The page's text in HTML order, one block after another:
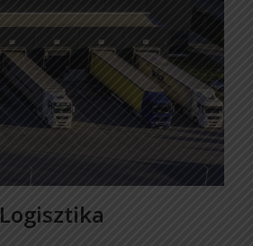
Logisztika